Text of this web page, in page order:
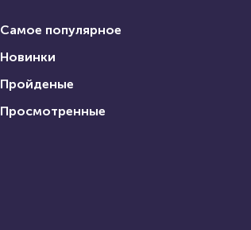
Самое популярное
Новинки
Пройденые
Просмотренные